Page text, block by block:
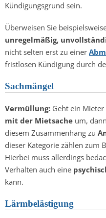
Kündigungsgrund sein.
Überweisen Sie
unregelmäßig,
nicht selten erst zu einer
fristlosen Kündigung durch
Sachmängel
Vermüllung: Geht ein
mit der Mietsache um,
diesem Zusammenhang zu
dieser Kategorie zählen zum
Hierbei muss allerdings
Verhalten auch eine
kann.
Lärmbelästigung